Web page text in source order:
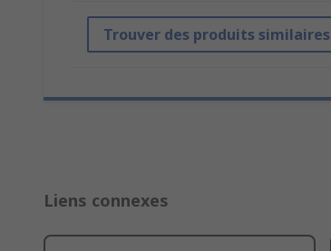
Trouver des produits similaires
Liens connexes